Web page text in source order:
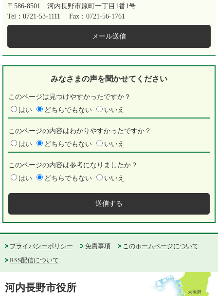
〒586-8501
河内長野市原町一丁目1番1号
Tel：0721-53-1111
Fax：0721-56-1761
メール送信
みなさまの声を聞かせてください
このページは見つけやすかったですか？
はい
どちらでもない いいえ
このページの内容はわかりやすかったですか？
はい
どちらでもない いいえ
このページの内容は参考になりましたか？
はい
どちらでもない いいえ
プライバシーポリシー 免責事項
このホームページについて
RSS配信について
河内長野市役所